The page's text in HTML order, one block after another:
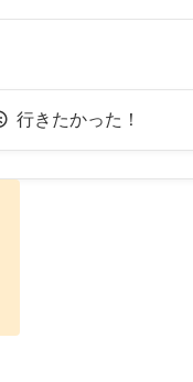
行きたかった！